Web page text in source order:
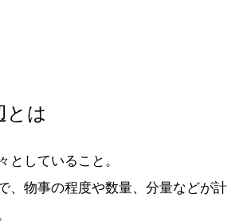
とは
としていること。
、物事の程度や数量、分量などが計